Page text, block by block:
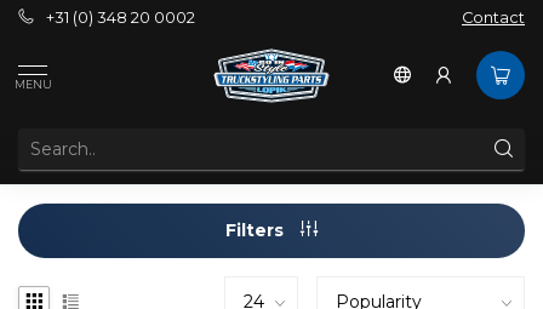
+31 (0) 348 20 0002 Contact
MENU
Filters